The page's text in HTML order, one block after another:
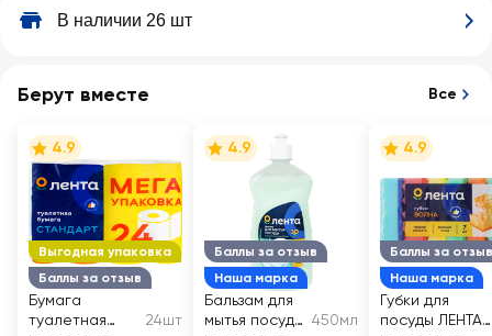
В наличии 26 шт
Берут вместе Все
Выгодная упаковка
Баллы за отзыв
4.9
Бумага
туалетная
24шт
Баллы за отзыв
Наша марка
4.9
Бальзам для
мытья посуды 450мл
Баллы за отзыв
Наша марка
4.9
Губки для
посуды ЛЕНТА